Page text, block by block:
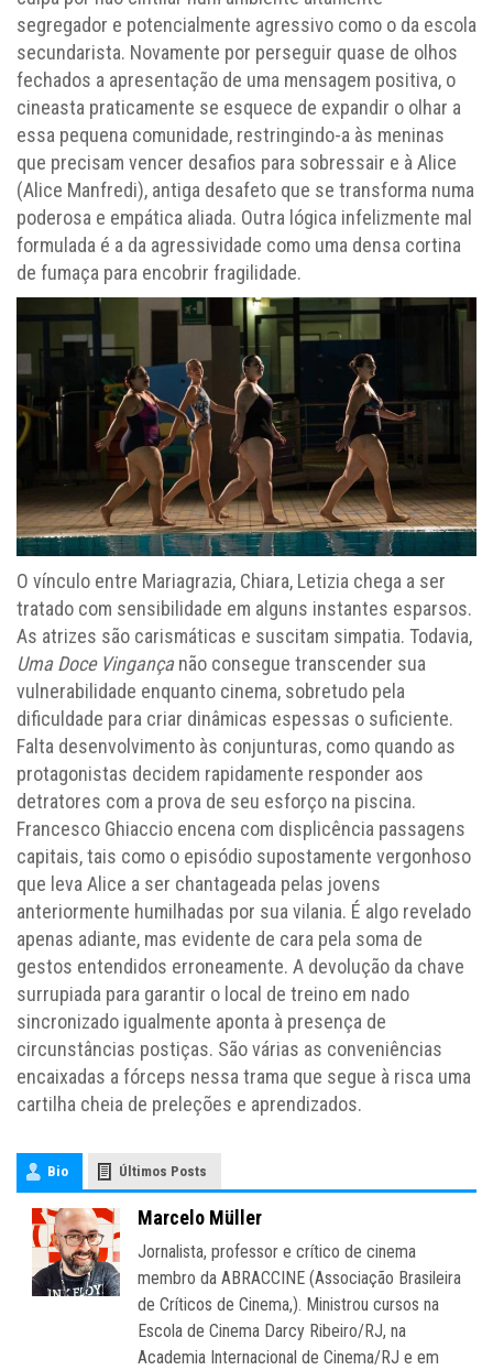
segregador e potencialmente agressivo como o da escola
secundarista. Novamente por perseguir quase de olhos
fechados a apresentação de uma mensagem positiva, o
cineasta praticamente se esquece de expandir o olhar a
essa pequena comunidade, restringindo-a às meninas
que precisam vencer desafios para sobressair e à Alice
(Alice Manfredi), antiga desafeto que se transforma numa
poderosa e empática aliada. Outra lógica infelizmente mal
formulada é a da agressividade como uma densa cortina
de fumaça para encobrir fragilidade.
O vínculo entre Mariagrazia, Chiara, Letizia chega a ser
tratado com sensibilidade em alguns instantes esparsos.
As atrizes são carismáticas e suscitam simpatia. Todavia,
Uma Doce Vingançanão consegue transcender sua
vulnerabilidade enquanto cinema, sobretudo pela
dificuldade para criar dinâmicas espessas o suficiente.
Falta desenvolvimento às conjunturas, como quando as
protagonistas decidem rapidamente responder aos
detratores com a prova de seu esforço na piscina.
Francesco Ghiaccio encena com displicência passagens
capitais, tais como o episódio supostamente vergonhoso
que leva Alice a ser chantageada pelas jovens
anteriormente humilhadas por sua vilania. É algo revelado
apenas adiante, mas evidente de cara pela soma de
gestos entendidos erroneamente. A devolução da chave
surrupiada para garantir o local de treino em nado
sincronizado igualmente aponta à presença de
circunstâncias postiças. São várias as conveniências
encaixadas a fórceps nessa trama que segue à risca uma
cartilha cheia de preleções e aprendizados.
Bio Últimos Posts
Marcelo Müller
Jornalista, professor e crítico de cinema
membro da ABRACCINE (Associação Brasileira
de Críticos de Cinema,). Ministrou cursos na
Escola de Cinema Darcy Ribeiro/RJ, na
Academia Internacional de Cinema/RJ e em